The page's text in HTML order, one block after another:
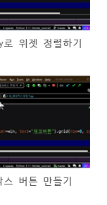
위젯 정렬하기
버튼 만들기